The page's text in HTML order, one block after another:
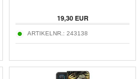
19,30EUR
ARTIKELNR.: 243138